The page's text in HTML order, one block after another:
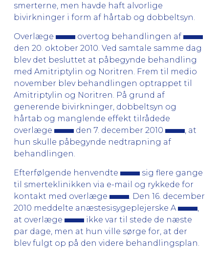
smerterne, men havde haft alvorlige
bivirkninger i form af hårtab og dobbeltsyn.
Overlæge
overtog behandlingen af
den 20. oktober 2010. Ved samtale samme dag
blev det besluttet at påbegynde behandling
med Amitriptylin og Noritren. Frem til medio
november blev behandlingen optrappet til
Amitriptylin og Noritren. På grund af
generende bivirkninger, dobbeltsyn og
hårtab og manglende effekt tilrådede
overlæge
den 7. december 2010
, at
hun skulle påbegynde nedtrapning af
behandlingen.
Efterfølgende henvendte
sig flere gange
til smerteklinikken via e-mail og rykkede for
kontakt med overlæge
. Den 16. december
2010 meddelte anæstesisygeplejerske A
at overlæge
ikke var til stede de næste
par dage, men at hun ville sørge for, at der
blev fulgt op på den videre behandlingsplan.